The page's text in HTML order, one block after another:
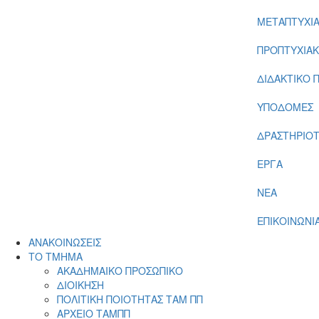
ΔΙΔΑΚΤΙΚΟ
ΥΠΟΔΟΜΕΣ
ΕΡΓΑ
ΝΕΑ
ΑΝΑΚΟΙΝΩΣΕΙΣ
ΤΟ ΤΜΗΜΑ
ΑΚΑΔΗΜΑΙΚΟ ΠΡΟΣΩΠΙΚΟ
ΔΙΟΙΚΗΣΗ
ΠΟΛΙΤΙΚΗ ΠΟΙΟΤΗΤΑΣ ΤΑΜ ΠΠ
ΑΡΧΕΙΟ ΤΑΜΠΠ